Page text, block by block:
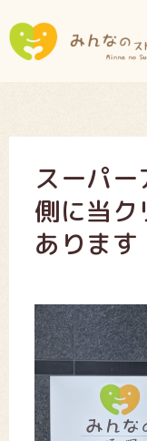
スーパ
側に当ク
あります